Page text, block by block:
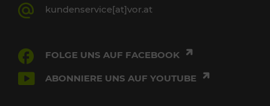
kundenservice[at]vor.at
FOLGE UNS AUF FACEBOOK
ABONNIERE UNS AUF YOUTUBE